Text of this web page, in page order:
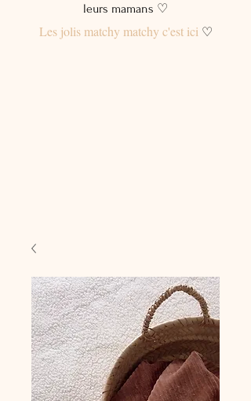
leurs mamans ♡
Les jolis matchy matchy c'est ici♡